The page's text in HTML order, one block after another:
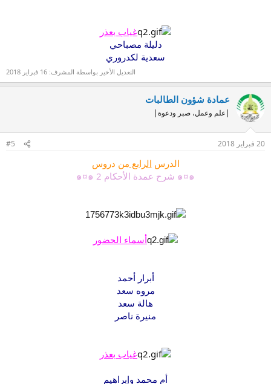
غياب بعذر
دليلة مصباحي
سعدية لكدروري
التعديل الأخير بواسطة المشرف: 16 فبراير 2018
عمادة شؤون الطالبات
|علم وعمل، صبر ودعوة|
20 فبراير 2018 #5
الدرس الرابع من دروس
๑¤๑ شرح عمدة الأحكام 2 ๑¤๑
أسماء الحضور
أبرار أحمد
مروه سعد
هالة سعد
منيرة ناصر
غياب بعذر
أم محمد وإبراهيم